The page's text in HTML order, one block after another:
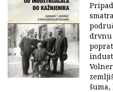
drvnu
šuma,